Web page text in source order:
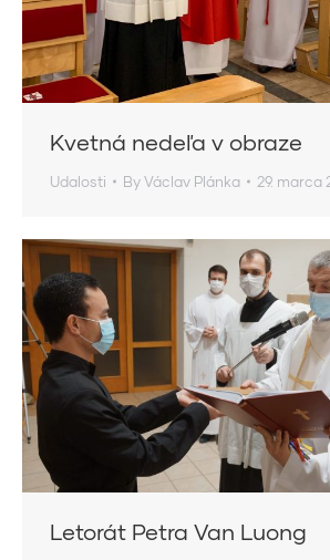
Kvetná nedeľa v obraze
Udalosti ByVáclav Plánka 29. marca
Letorát Petra Van Luong